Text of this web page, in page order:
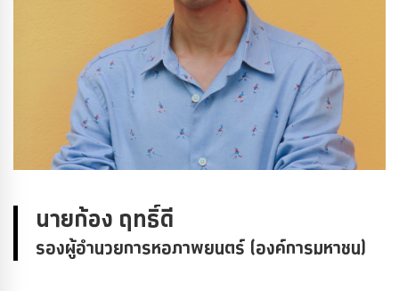
นายก้อง ฤทธิ์ดี
รองผู้อำนวยการหอภาพยนตร์ (องค์การมหาชน)